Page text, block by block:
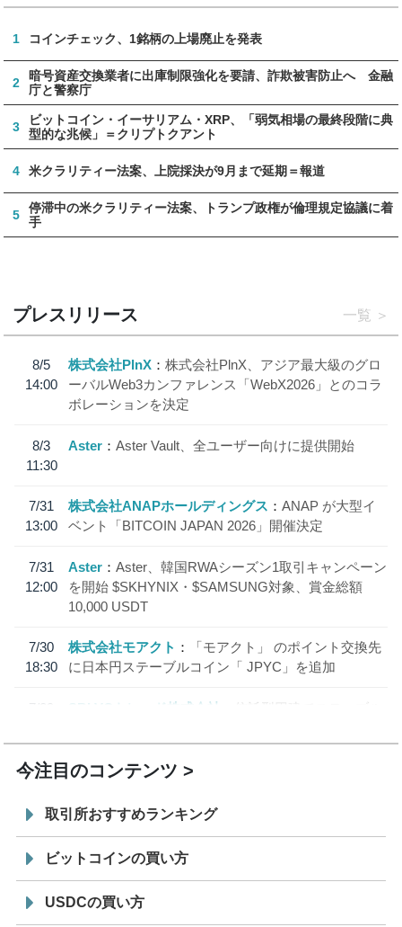
1 コインチェック、1銘柄の上場廃止を発表
2
暗号資産交換業者に出庫制限強化を要請、詐欺被害防止へ 金融
庁と警察庁
3
ビットコイン・イーサリアム・XRP、「弱気相場の最終段階に典
型的な兆候」＝クリプトクアント
4 米クラリティー法案、上院採決が9月まで延期＝報道
5
停滞中の米クラリティー法案、トランプ政権が倫理規定協議に着
手
プレスリリース 一覧
8/5
14:00
株式会社PlnX
株式会社PlnX、アジア最大級のグロ
ーバルWeb3カンファレンス「WebX2026」とのコラ
ボレーションを決定
8/3
11:30
Aster Aster Vault、全ユーザー向けに提供開始
7/31
13:00
株式会社ANAPホールディングス
ANAP が大型イ
ベント「BITCOIN JAPAN 2026」開催決定
7/31
12:00
Aster
Aster、韓国RWAシーズン1取引キャンペーン
を開始 $SKHYNIX・$SAMSUNG対象、賞金総額
10,000 USDT
7/30
18:30
株式会社モアクト
「モアクト」 のポイント交換先
に日本円ステーブルコイン「 JPYC」を追加
7/29
SBI VCトレード株式会社
信託型円建てステーブル
今注目のコンテンツ
取引所おすすめランキング
ビットコインの買い方
USDCの買い方